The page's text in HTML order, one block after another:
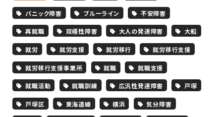
パニック障害 ブルーライン 不安障害
再就職 双極性障害 大人の発達障害 大船
就労 就労支援 就労移行 就労移行支援
就労移行支援事業所 就職 就職支援
就職活動 就職訓練 広汎性発達障害 戸塚
戸塚区 東海道線 横浜 気分障害